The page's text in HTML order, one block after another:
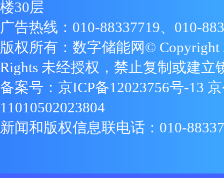
楼30层
广告热线：010-88337719、010-
版权所有：数字储能网© Copyright
Rights 未经授权，禁止复制或建立
备案号： 京ICP备12023756号-13
11010502023804
新闻和版权信息联电话：010-